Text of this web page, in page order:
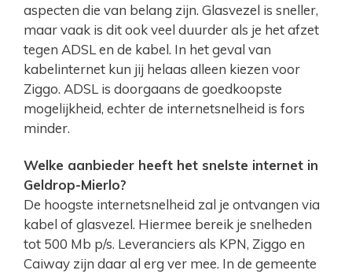
aspecten die van belang zijn. Glasvezel is sneller,
maar vaak is dit ook veel duurder als je het afzet
tegen ADSL en de kabel. In het geval van
kabelinternet kun jij helaas alleen kiezen voor
Ziggo. ADSL is doorgaans de goedkoopste
mogelijkheid, echter de internetsnelheid is fors
minder.
Welke aanbieder heeft het snelste internet in
Geldrop-Mierlo?
De hoogste internetsnelheid zal je ontvangen via
kabel of glasvezel. Hiermee bereik je snelheden
tot 500 Mb p/s. Leveranciers als KPN, Ziggo en
Caiway zijn daar al erg ver mee. In de gemeente